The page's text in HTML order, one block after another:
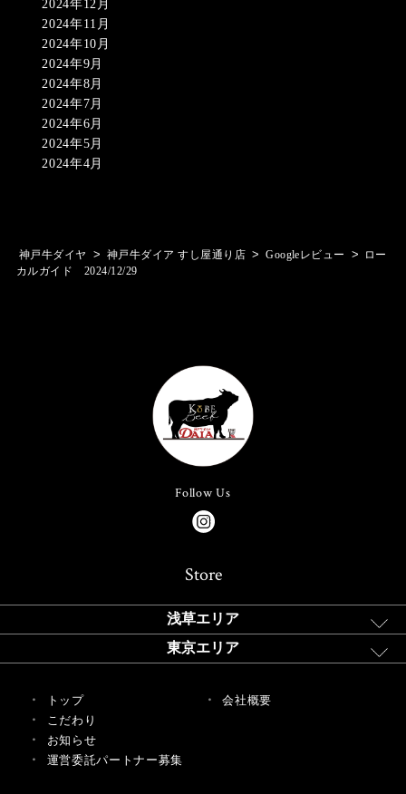
2024年12月
2024年11月
2024年10月
2024年9月
2024年8月
2024年7月
2024年6月
2024年5月
2024年4月
神戸牛ダイヤ > 神戸牛ダイア すし屋通り店 > Googleレビュー >
ロー
カルガイド 2024/12/29
Follow Us
Store
浅草エリア
東京エリア
トップ
こだわり
お知らせ
運営委託パートナー募集
会社概要